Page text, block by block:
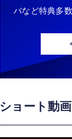
バなど特典多
ショート動画